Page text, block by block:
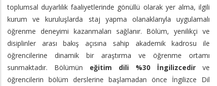
toplumsal duyarlılık faaliyetlerinde gönüllü olarak yer alma, ilgili
kurum ve kuruluşlarda staj yapma olanaklarıyla uygulamalı
öğrenme deneyimi kazanmaları sağlanır. Bölüm, yenilikçi ve
disiplinler arası bakış açısına sahip akademik kadrosu ile
öğrencilerine dinamik bir araştırma ve öğrenme ortamı
sunmaktadır. Bölümün eğitim dili %30 İngilizcedir ve
öğrencilerin bölüm derslerine başlamadan önce İngilizce Dil